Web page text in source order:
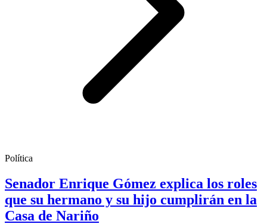
Política
Senador Enrique Gómez explica los roles
que su hermano y su hijo cumplirán en la
Casa de Nariño